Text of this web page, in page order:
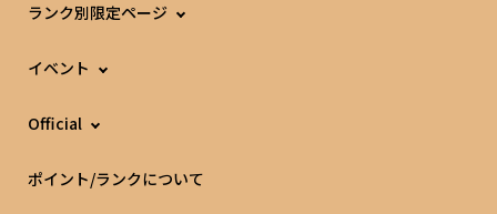
ランク別限定ページ
イベント
Official
ポイント/ランクについて